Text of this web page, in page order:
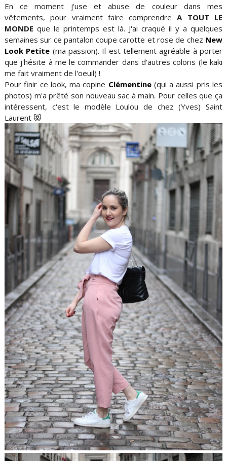
En ce moment j'use et abuse de couleur dans mes
vêtements, pour vraiment faire comprendre A TOUT LE
MONDE que le printemps est là. J'ai craqué il y a quelques
semaines sur ce pantalon coupe carotte et rose de chez New
Look Petite (ma passion). Il est tellement agréable à porter
que j'hésite à me le commander dans d'autres coloris (le kaki
me fait vraiment de l'oeuil) !
Pour finir ce look, ma copine Clémentine(qui a aussi pris les
photos) m'a prêté son nouveau sac à main. Pour celles que ça
intéressent, c'est le modèle Loulou de chez (Yves) Saint
Laurent 😻